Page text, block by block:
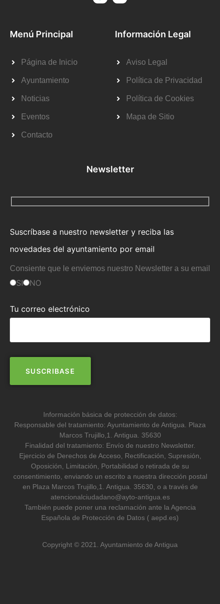
Menú Principal
Página de Inicio
Ayuntamiento
Noticias
Eventos
Contacto
Información Legal
Aviso Legal
Política de Privacidad
Política de Cookies
Mapa de Sitio
Newsletter
Suscríbase a nuestro newsletter y reciba las
novedades del ayuntamiento por email
Consiente que le enviemos nuestro Newsletter a su email
SI NO
Tu correo electrónico
Información básica de protección de datos:
Responsable del tratamiento: Ayuntamiento de Antigua. Plaza
Marcos Trujillo,1. Antigua. 35630
Finalidad del tratamiento: Envío de nuestro Newsletter.
Ejercicio de Derechos de Acceso, Rectificación, Supresión,
Oposición, Limitación, Portabilidad o retirada de su
consentimiento, enviando un escrito a nuestra dirección postal
en Plaza Marcos Trujillo,1. Antigua. 35630, o a través de
atencionalciudadano@ayto-antigua.es
También puede poner una reclamación ante la Agencia
Española de Protección de Datos ( aepd.es)
Copyright © 2021. Ayuntamiento de Antigua